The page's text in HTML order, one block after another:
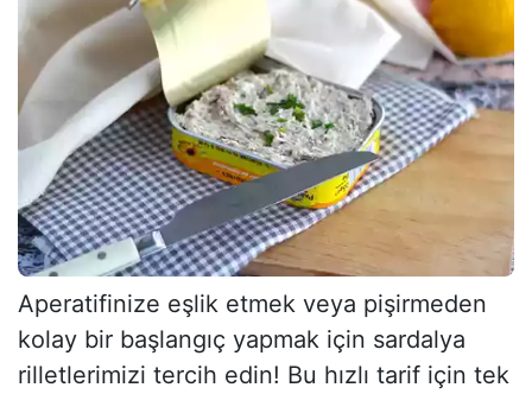
Aperatifinize eşlik etmek veya pişirmeden
kolay bir başlangıç yapmak için sardalya
rilletlerimizi tercih edin! Bu hızlı tarif için tek